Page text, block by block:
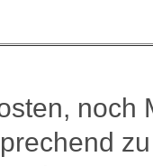
noch